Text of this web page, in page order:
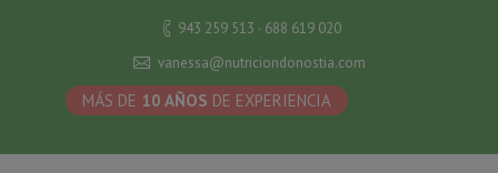
943 259 513 · 688 619 020
vanessa@nutriciondonostia.com
MÁS DE 10 AÑOS DE EXPERIENCIA